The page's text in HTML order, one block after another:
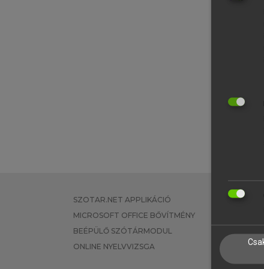
SZOTAR.NET APPLIKÁCIÓ
MICROSOFT OFFICE BŐVÍTMÉNY
BEÉPÜLŐ SZÓTÁRMODUL
ONLINE NYELVVIZSGA
EGYÉNI
VÁLLALATI